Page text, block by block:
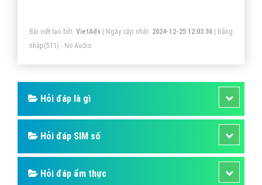
Bài viết tạo bởi: VietAds| Ngày cập nhật: 2024-12-25 12:03:36|Đăng
nhập(511) - No Audio
Hỏi đáp là gì
Hỏi đáp SIM số
Hỏi đáp ẩm thực